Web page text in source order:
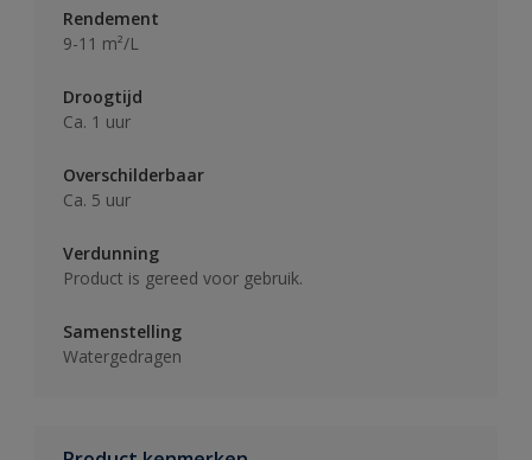
Rendement
9-11 m²/L
Droogtijd
Ca. 1 uur
Overschilderbaar
Ca. 5 uur
Verdunning
Product is gereed voor gebruik.
Samenstelling
Watergedragen